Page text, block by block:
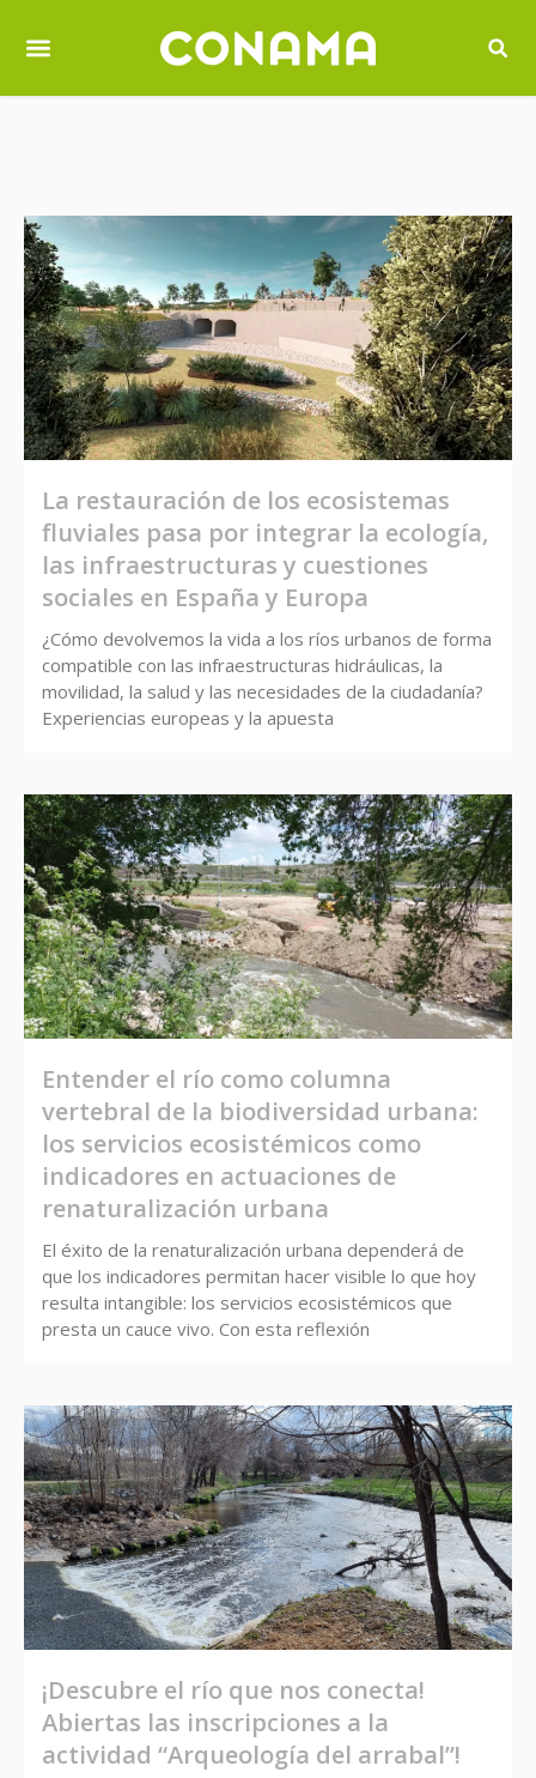
La restauración de los ecosistemas
fluviales pasa por integrar la ecología,
las infraestructuras y cuestiones
sociales en España y Europa
¿Cómo devolvemos la vida a los ríos urbanos de forma
compatible con las infraestructuras hidráulicas, la
movilidad, la salud y las necesidades de la ciudadanía?
Experiencias europeas y la apuesta
Entender el río como columna
vertebral de la biodiversidad urbana:
los servicios ecosistémicos como
indicadores en actuaciones de
renaturalización urbana
El éxito de la renaturalización urbana dependerá de
que los indicadores permitan hacer visible lo que hoy
resulta intangible: los servicios ecosistémicos que
presta un cauce vivo. Con esta reflexión
¡Descubre el río que nos conecta!
Abiertas las inscripciones a la
actividad “Arqueología del arrabal”!